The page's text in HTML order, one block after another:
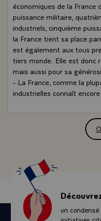
économiques de la France
puissance militaire,
industriels, cinquième
la France tient sa place
est également aux tous
tiers monde. Elle est donc
mais aussi pour sa
- La France, comme la
industrielles connaît
baissé en 1985. Mais
ce premier résultat quand
nombre de jeunes. Tout
lutter contre ce fléau.
fierté que d'appartenir à
son histoire, a su
QUESTION.- Trouvez-
que sa jeunesse, y
un